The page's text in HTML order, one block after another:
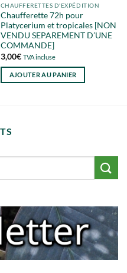
CHAUFFERETTES D'EXPÉDITION
Chaufferette 72h pour
Platycerium et tropicales [NON
VENDU SEPAREMENT D’UNE
COMMANDE]
3,00€ TVA incluse
AJOUTER AU PANIER